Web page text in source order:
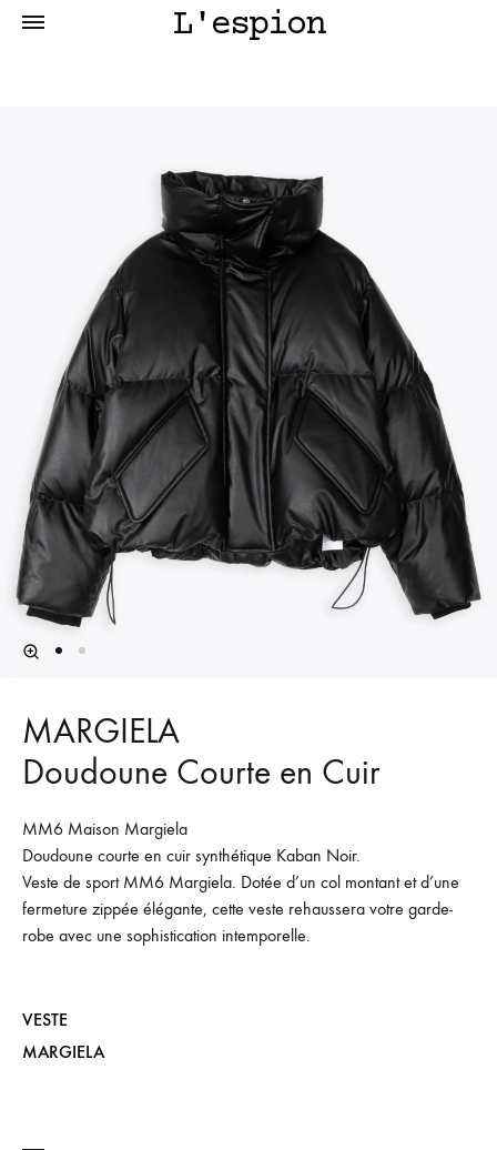
L'espion
MARGIELA
Doudoune Courte en Cuir
MM6 Maison Margiela
Doudoune courte en cuir synthétique Kaban Noir.
Veste de sport MM6 Margiela. Dotée d’un col montant et d’une
fermeture zippée élégante, cette veste rehaussera votre garde-
robe avec une sophistication intemporelle.
VESTE
MARGIELA